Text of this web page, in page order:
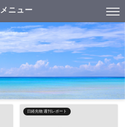
メニュー
日経先物 週刊レポート